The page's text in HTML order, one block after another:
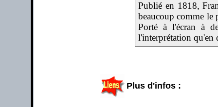
Publié en 1818,
beaucoup comme le
Porté à l'écran à
l'interprétation qu'en
Plus d'infos :